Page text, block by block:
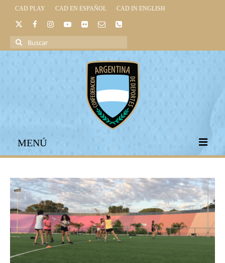
CAD PLAY CAD EN ESPAÑOL CAD IN ENGLISH
Buscar
por:
MENÚ
INSTITUCIONAL
LEGISLACIÓN DEPORTIVA
UNIVERSO CAD
NOTICIAS